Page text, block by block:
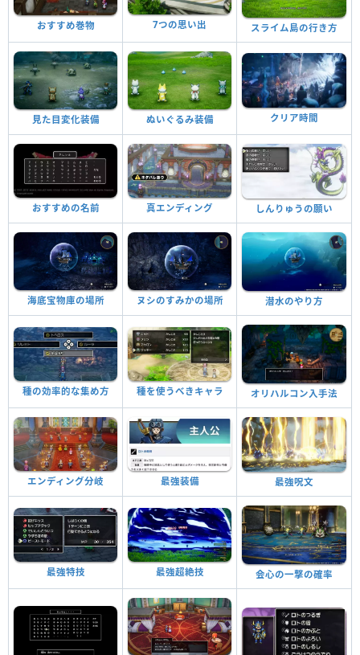
おすすめ巻物 7つの思い出 スライム島の行き方
見た目変化装備 ぬいぐるみ装備 クリア時間
おすすめの名前 真エンディング しんりゅうの願い
海底宝物庫の場所 ヌシのすみかの場所 潜水のやり方
種の効率的な集め方 種を使うべきキャラ オリハルコン入手法
エンディング分岐 最強装備 最強呪文
最強特技 最強超絶技 会心の一撃の確率